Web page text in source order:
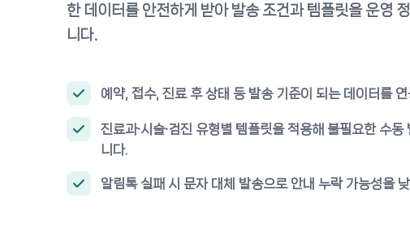
한 데이터를 안전하게 받아 발송 조건과 템플릿을 운영
니다.
예약, 접수, 진료 후 상태 등 발송 기준이 되는 데이터를 연
진료과·시술·검진 유형별 템플릿을 적용해 불필요한 수동
니다.
알림톡 실패 시 문자 대체 발송으로 안내 누락 가능성을